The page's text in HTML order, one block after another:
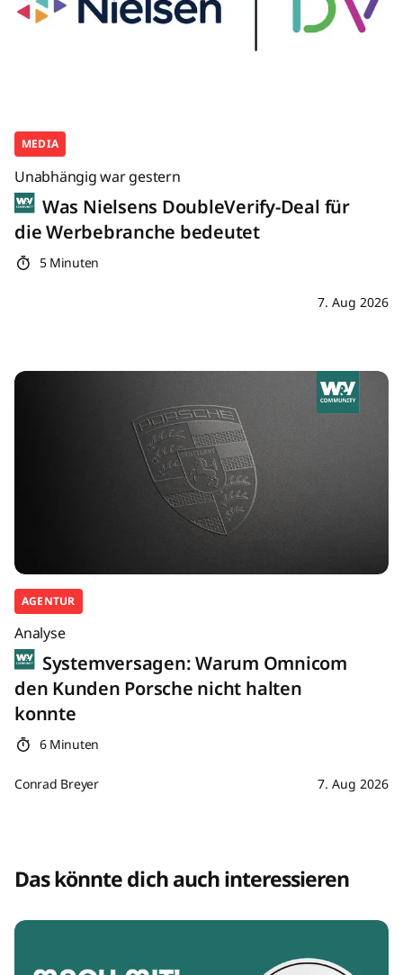
MEDIA
Unabhängig war gestern
Was Nielsens DoubleVerify-Deal für
die Werbebranche bedeutet
5 Minuten
7. Aug 2026
AGENTUR
Analyse
Systemversagen: Warum Omnicom
den Kunden Porsche nicht halten
konnte
6 Minuten
Conrad Breyer 7. Aug 2026
Das könnte dich auch interessieren